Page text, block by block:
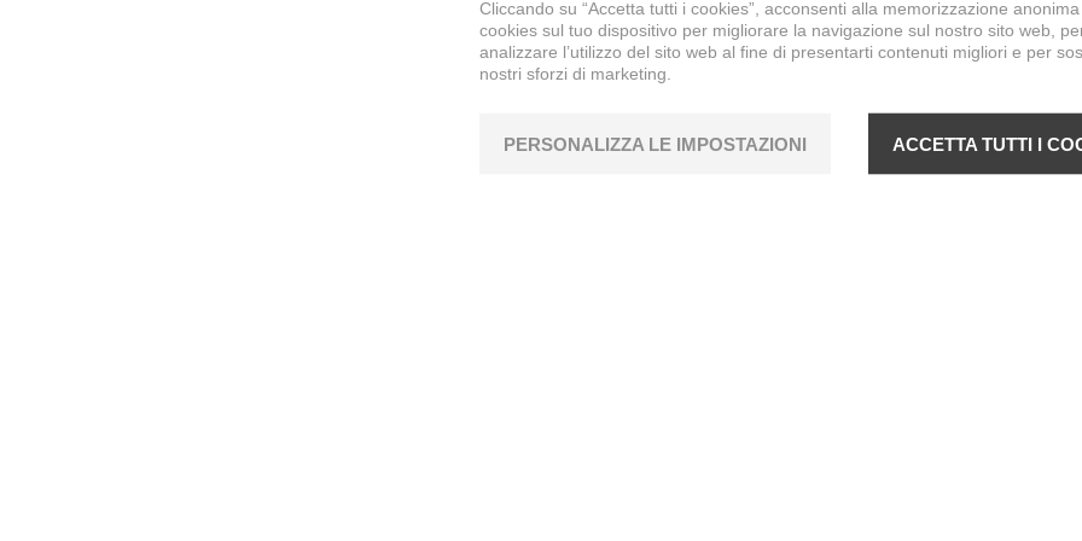
Cliccando su “Accetta tutti i cookies”, acconsenti alla memorizzazione
cookies sul tuo dispositivo per migliorare la navigazione sul nostro sito web,
analizzare l’utilizzo del sito web al fine di presentarti contenuti migliori e per
nostri sforzi di marketing.
PERSONALIZZA LE IMPOSTAZIONI ACCETTA TUTTI I